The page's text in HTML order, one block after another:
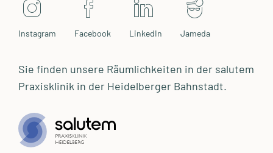
Instagram Facebook LinkedIn Jameda
Sie finden unsere Räumlichkeiten in der salutem
Praxisklinik in der Heidelberger Bahnstadt.